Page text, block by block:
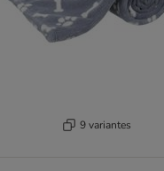
9 variantes